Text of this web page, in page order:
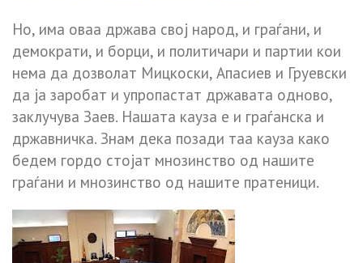
Но, има оваа држава свој народ, и граѓани, и
демократи, и борци, и политичари и партии кои
нема да дозволат Мицкоски, Апасиев и Груевски
да ја заробат и упропастат државата одново,
заклучува Заев. Нашата кауза е и граѓанска и
државничка. Знам дека позади таа кауза како
бедем гордо стојат мнозинство од нашите
граѓани и мнозинство од нашите пратеници.